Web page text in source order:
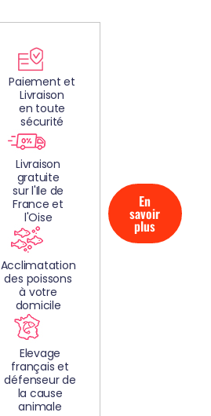
Paiement et
Livraison
en toute
sécurité
Livraison
gratuite
sur l'Ile de
France et
l'Oise
Acclimatation
des poissons
à votre
domicile
Elevage
français et
défenseur de
la cause
animale
En
savoir
plus